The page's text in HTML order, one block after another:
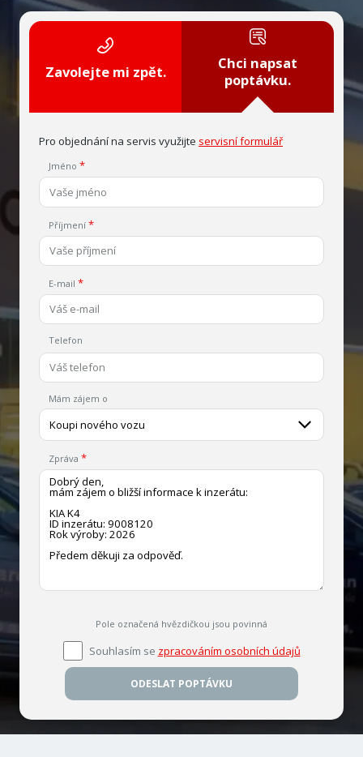
Zavolejte mi zpět.
Chci napsat
poptávku.
Pro objednání na servis využijte servisní formulář
Jméno
Příjmení
E-mail
Telefon
Mám zájem o
Koupi nového vozu
Zpráva
Pole označená hvězdičkou jsou povinná
Souhlasím se zpracováním osobních údajů
ODESLAT POPTÁVKU